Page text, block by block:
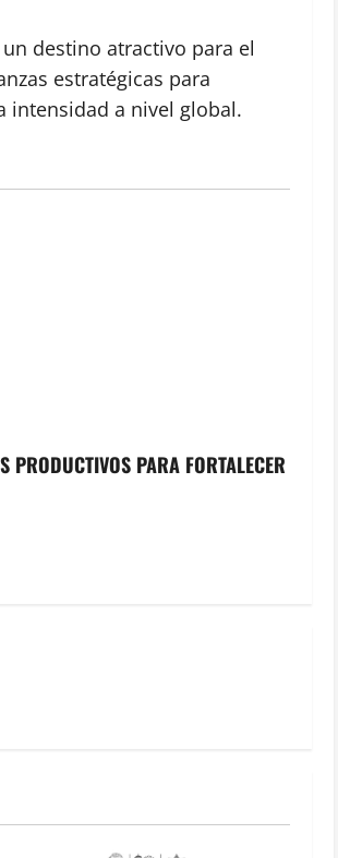
destino atractivo para el
estratégicas para
intensidad a nivel global.
PARA FORTALECER